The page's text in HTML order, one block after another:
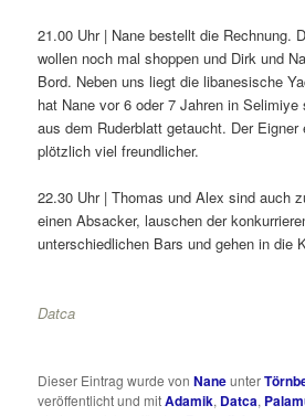
21.00 Uhr | Nane bestellt die Rechnung.
wollen noch mal shoppen und Dirk und
Bord. Neben uns liegt die libanesische
hat Nane vor 6 oder 7 Jahren in
aus dem Ruderblatt getaucht. Der
plötzlich viel freundlicher.
22.30 Uhr | Thomas und Alex sind auch
einen Absacker, lauschen der
unterschiedlichen Bars und gehen in die
Datca
Dieser Eintrag wurde vonNaneunter
veröffentlicht und mitAdamik, Datca,